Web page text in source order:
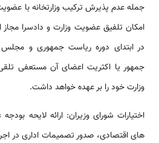
جمله عدم پذیرش ترکیب وزارتخانه با
امکان تلفیق عضویت وزارت و دادسرا
در ابتدای دوره ‌‌‌‌‌‌‌‌ریاست جمهوری و
جمهور یا اکثریت اعضای آن مستعفی
وزارت خود را بر عهده خواهد داشت.
اختیارات شورای وزیران: ارائه لایحه
های اقتصادی، صدور تصمیمات اداری در